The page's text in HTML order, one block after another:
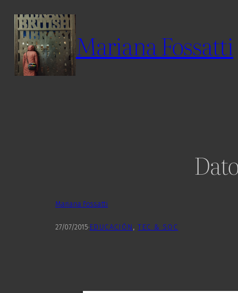
content
Mariana Fossatti
Mariana Fossatti
27/07/2015·EDUCACIÓN , TEC & SOC